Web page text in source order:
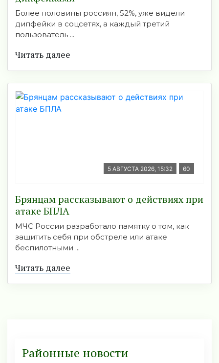
Более половины россиян, 52%, уже видели
дипфейки в соцсетях, а каждый третий
пользователь ...
Читать далее
5 АВГУСТА 2026, 15:32 60
Брянцам рассказывают о действиях при
атаке БПЛА
МЧС России разработало памятку о том, как
защитить себя при обстреле или атаке
беспилотными ...
Читать далее
Районные новости